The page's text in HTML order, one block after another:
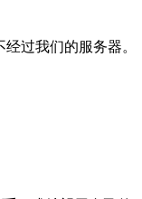
过我们的服务器。